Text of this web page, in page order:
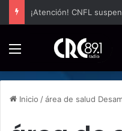
Inicio /área de salud